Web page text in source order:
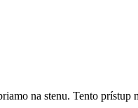
na stenu. Tento